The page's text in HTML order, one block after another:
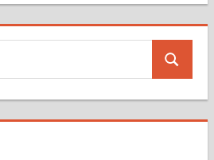
検